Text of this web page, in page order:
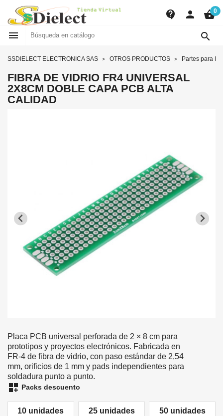
contact_support person shopping_basket0
 
SSDIELECT ELECTRONICA SAS OTROS PRODUCTOS Partes para
FIBRA DE VIDRIO FR4 UNIVERSAL
2X8CM DOBLE CAPA PCB ALTA
CALIDAD
Placa PCB universal perforada de 2 × 8 cm para
prototipos y proyectos electrónicos. Fabricada en
FR-4 de fibra de vidrio, con paso estándar de 2,54
mm, orificios de 1 mm y pads independientes para
soldadura punto a punto.
dashboard_customize Packs descuento
10 unidades
25 unidades
50 unidades